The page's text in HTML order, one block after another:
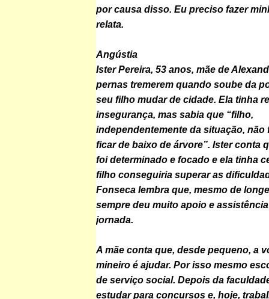
por causa disso. Eu preciso fazer
relata.
Angústia
Ister Pereira, 53 anos, mãe de
pernas tremerem quando soube da
seu filho mudar de cidade. Ela tinha
insegurança, mas sabia que “filho,
independentemente da situação, não
ficar de baixo de árvore”. Ister conta
foi determinado e focado e ela tinha
filho conseguiria superar as
Fonseca lembra que, mesmo de
sempre deu muito apoio e
jornada.
A mãe conta que, desde pequeno, a
mineiro é ajudar. Por isso mesmo
de serviço social. Depois da
estudar para concursos e, hoje,